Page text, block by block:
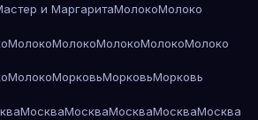
и МаргаритаМолокоМолоко
МолокоМолокоМолокоМолокоМолоко
МолокоМорковьМорковьМорковь
МоскваМоскваМоскваМоскваМосква